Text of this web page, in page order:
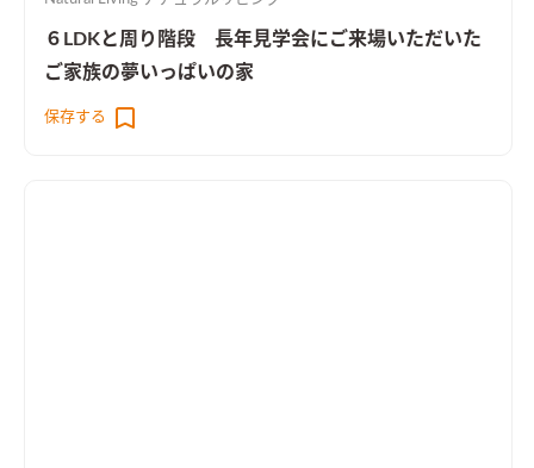
６LDKと周り階段 長年見学会にご来場いただいた
ご家族の夢いっぱいの家
保存する